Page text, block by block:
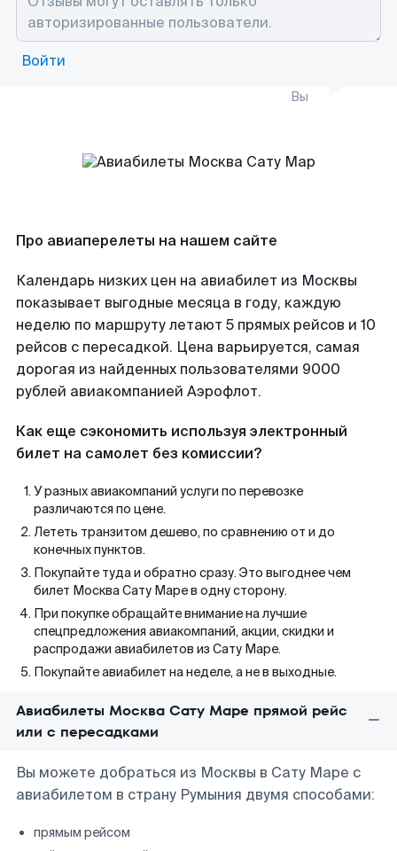
Войти
Вы
Про авиаперелеты на нашем сайте
Календарь низких цен на авиабилет из Москвы
показывает выгодные месяца в году, каждую
неделю по маршруту летают 5 прямых рейсов и 10
рейсов с пересадкой. Цена варьируется, самая
дорогая из найденных пользователями 9000
рублей авиакомпанией Аэрофлот.
Как еще сэкономить используя электронный
билет на самолет без комиссии?
У разных авиакомпаний услуги по перевозке
различаются по цене.
Лететь транзитом дешево, по сравнению от и до
конечных пунктов.
Покупайте туда и обратно сразу. Это выгоднее чем
билет Москва Сату Маре в одну сторону.
При покупке обращайте внимание на лучшие
спецпредложения авиакомпаний, акции, скидки и
распродажи авиабилетов из Сату Маре.
Покупайте авиабилет на неделе, а не в выходные.
Авиабилеты Москва Сату Маре прямой рейс
или с пересадками
Вы можете добраться из Москвы в Сату Маре с
авиабилетом в страну Румыния двумя способами:
прямым рейсом